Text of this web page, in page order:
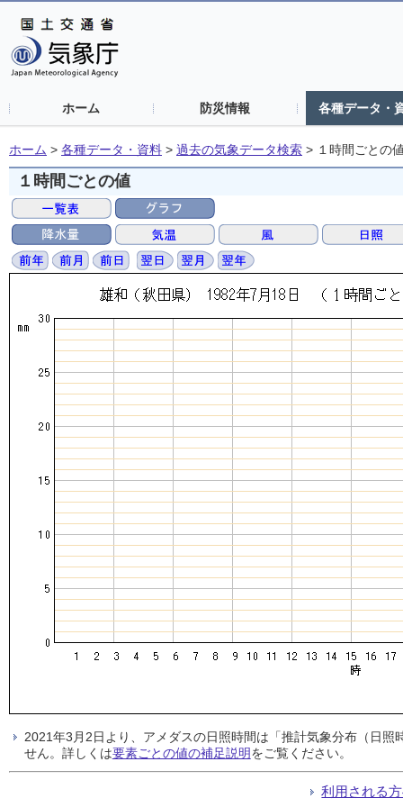
ホーム 防災情報 各種データ・
ホーム > 各種データ・資料 > 過去の気象データ検索 > １時間ごとの
１時間ごとの値
2021年3月2日より、アメダスの日照時間は「推計気象分布（日
せん。詳しくは要素ごとの値の補足説明をご覧ください。
利用される